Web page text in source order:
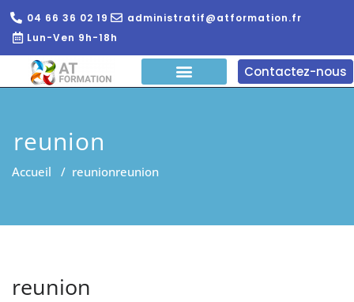
04 66 36 02 19
administratif@atformation.fr
Lun-Ven 9h-18h
Contactez-nous
reunion
Accueil / reunionreunion
reunion